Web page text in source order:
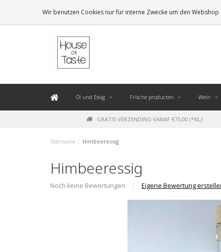
Öl und Essig Frische producten Wein
GRATIS VERZENDING VANAF €75,00 (*NL)
Startseite / Himbeeressig
Himbeeressig
Noch keine Bewertungen | Eigene Bewertung
Wir benutzen Cookies nur für interne Zwecke um den